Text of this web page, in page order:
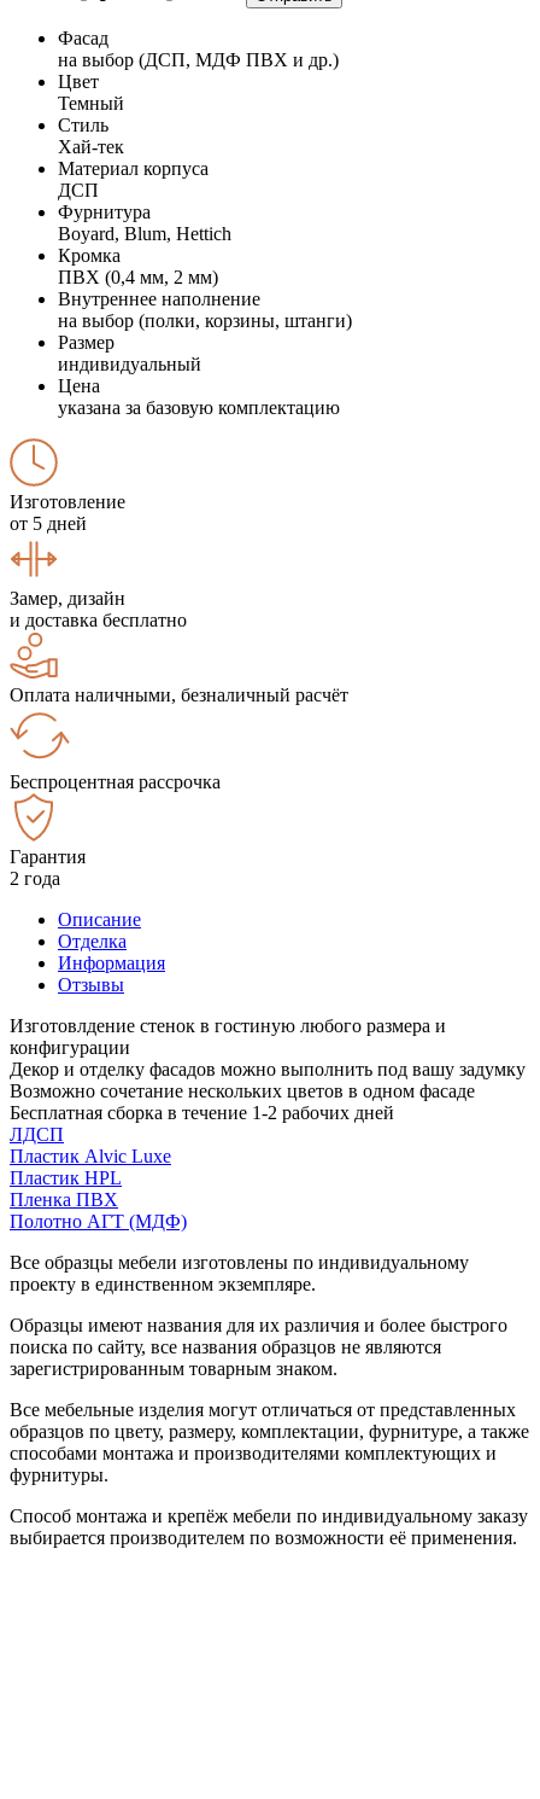
Фасад
на выбор (ДСП, МДФ ПВХ и др.)
Цвет
Темный
Стиль
Хай-тек
Материал корпуса
ДСП
Фурнитура
Boyard, Blum, Hettich
Кромка
ПВХ (0,4 мм, 2 мм)
Внутреннее наполнение
на выбор (полки, корзины, штанги)
Размер
индивидуальный
Цена
указана за базовую комплектацию
Изготовление
от 5 дней
Замер, дизайн
и доставка бесплатно
Оплата наличными, безналичный расчёт
Беспроцентная рассрочка
Гарантия
2 года
Описание
Отделка
Информация
Отзывы
Изготовлдение стенок в гостиную любого размера и
конфигурации
Декор и отделку фасадов можно выполнить под вашу задумку
Возможно сочетание нескольких цветов в одном фасаде
Бесплатная сборка в течение 1-2 рабочих дней
ЛДСП
Пластик Alvic Luxe
Пластик HPL
Пленка ПВХ
Полотно АГТ (МДФ)
Все образцы мебели изготовлены по индивидуальному
проекту в единственном экземпляре.
Образцы имеют названия для их различия и более быстрого
поиска по сайту, все названия образцов не являются
зарегистрированным товарным знаком.
Все мебельные изделия могут отличаться от представленных
образцов по цвету, размеру, комплектации, фурнитуре, а также
способами монтажа и производителями комплектующих и
фурнитуры.
Способ монтажа и крепёж мебели по индивидуальному заказу
выбирается производителем по возможности её применения.